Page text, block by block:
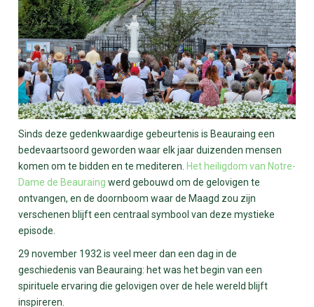
Sinds deze gedenkwaardige gebeurtenis is Beauraing een
bedevaartsoord geworden waar elk jaar duizenden mensen
komen om te bidden en te mediteren. Het heiligdom van Notre-
Dame de Beauraing werd gebouwd om de gelovigen te
ontvangen, en de doornboom waar de Maagd zou zijn
verschenen blijft een centraal symbool van deze mystieke
episode.
29 november 1932 is veel meer dan een dag in de
geschiedenis van Beauraing: het was het begin van een
spirituele ervaring die gelovigen over de hele wereld blijft
inspireren.